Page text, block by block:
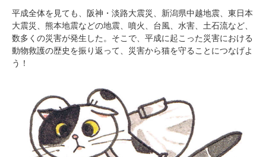
平成全体を見ても、阪神・淡路大震災、新潟県中越地震、東日本
大震災、熊本地震などの地震、噴火、台風、水害、土石流など、
数多くの災害が発生した。そこで、平成に起こった災害における
動物救護の歴史を振り返って、災害から猫を守ることにつなげよ
う！